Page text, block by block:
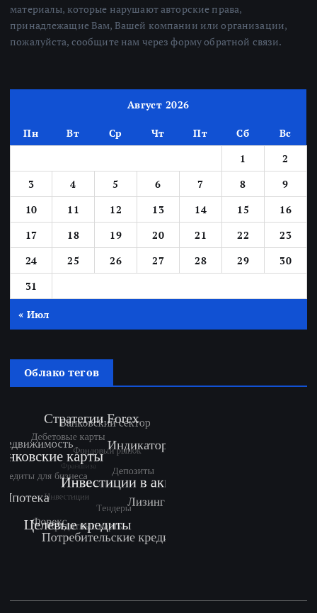
материалы, которые нарушают авторские права,
принадлежащие Вам, Вашей компании или организации,
пожалуйста, сообщите нам через форму обратной связи.
Август 2026
Пн Вт Ср Чт Пт Сб
Вс
1
2
3
4 5 6 7 8
9
10
11 12 13 14 15
16
17
18 19 20 21 22
23
24
25 26 27 28 29
30
31
« Июл
Облако тегов